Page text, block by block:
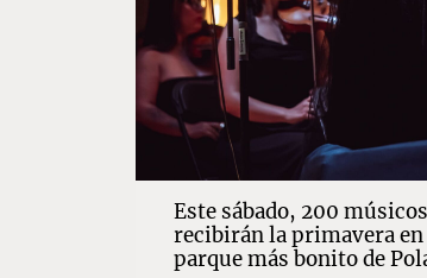
Este sábado, 200 músicos
recibirán la primavera en
parque más bonito de